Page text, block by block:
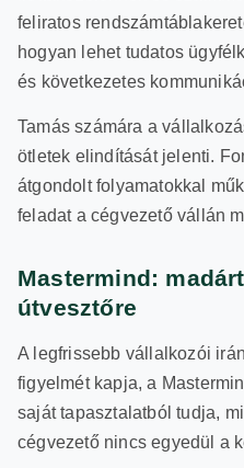
feliratos
hogyan lehet tudatos
és következetes
Tamás számára a
ötletek elindítását jelenti.
átgondolt folyamatokkal
feladat a cégvezető vállán
Mastermind:
útvesztőre
A legfrissebb vállalkozói
figyelmét kapja, a
saját tapasztalatból tudja,
cégvezető nincs egyedül a